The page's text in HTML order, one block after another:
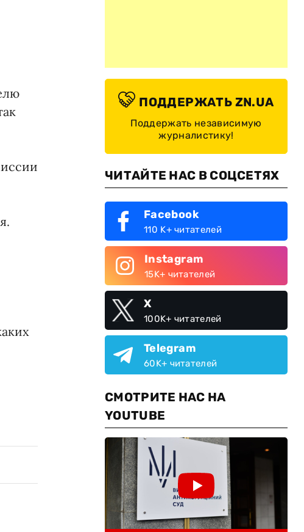
ПОДДЕРЖАТЬ ZN.UA
Поддержать независимую
журналистику!
ЧИТАЙТЕ НАС В СОЦСЕТЯХ
Facebook
110 K+ читателей
Instagram
15K+ читателей
X
100K+ читателей
Telegram
60K+ читателей
СМОТРИТЕ НАС НА
YOUTUBE